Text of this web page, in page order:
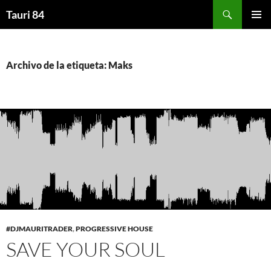
Tauri 84
Archivo de la etiqueta: Maks
#DJMAURITRADER,PROGRESSIVE HOUSE
SAVE YOUR SOUL